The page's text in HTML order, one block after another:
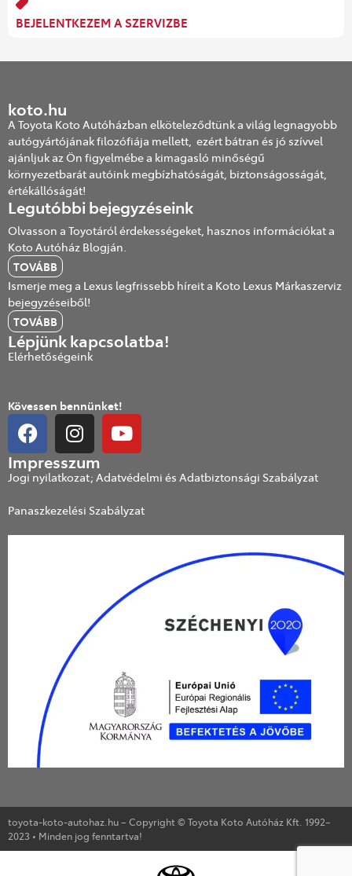
BEJELENTKEZEM A SZERVIZBE
koto.hu
A Toyota Koto Autóházban elköteleződtünk a világ legnagyobb
autógyártójának filozófiája mellett, ezért bátran és jó szívvel
ajánljuk az Ön figyelmébe a kimagasló minőségű
környezetbarát autóink megbízhatóságát, biztonságosságát,
értékállóságát!
Legutóbbi bejegyzéseink
Olvasson a Toyotáról érdekességeket, hasznos információkat a
Koto Autóház Blogján.
TOVÁBB
Ismerje meg a Lexus legfrissebb híreit a Koto Lexus Márkaszerviz
bejegyzéseiből!
TOVÁBB
Lépjünk kapcsolatba!
Elérhetőségeink
Kövessen bennünket!
Impresszum
Jogi nyilatkozat; Adatvédelmi és Adatbiztonsági Szabályzat
Panaszkezelési Szabályzat
toyota-koto-autohaz.hu – Copyright © Toyota Koto Autóház Kft. 1992–
2023 • Minden jog fenntartva!